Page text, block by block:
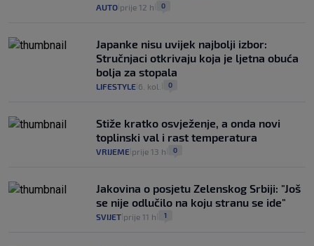
AUTO prije 12 h 0
Japanke nisu uvijek najbolji izbor:
Stručnjaci otkrivaju koja je ljetna obuća
bolja za stopala
LIFESTYLE 6. kol. 0
Stiže kratko osvježenje, a onda novi
toplinski val i rast temperatura
VRIJEME prije 13 h 0
Jakovina o posjetu Zelenskog Srbiji: "Još
se nije odlučilo na koju stranu se ide"
SVIJET prije 11 h 1